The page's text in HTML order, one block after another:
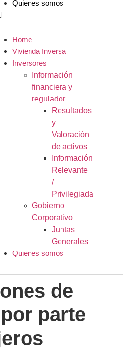
Quienes somos
Home
Vivienda Inversa
Inversores
Información
financiera y
regulador
Resultados
y
Valoración
de activos
Información
Relevante
/
Privilegiada
Gobierno
Corporativo
Juntas
Generales
Quienes somos
de
parte